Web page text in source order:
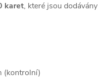
karet, které jsou dodávány
(kontrolní)